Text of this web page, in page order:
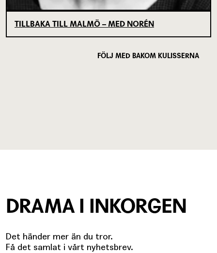
TILLBAKA TILL MALMÖ – MED NORÉN
FÖLJ MED BAKOM KULISSERNA
DRAMA I INKORGEN
Det händer mer än du tror.
Få det samlat i vårt nyhetsbrev.